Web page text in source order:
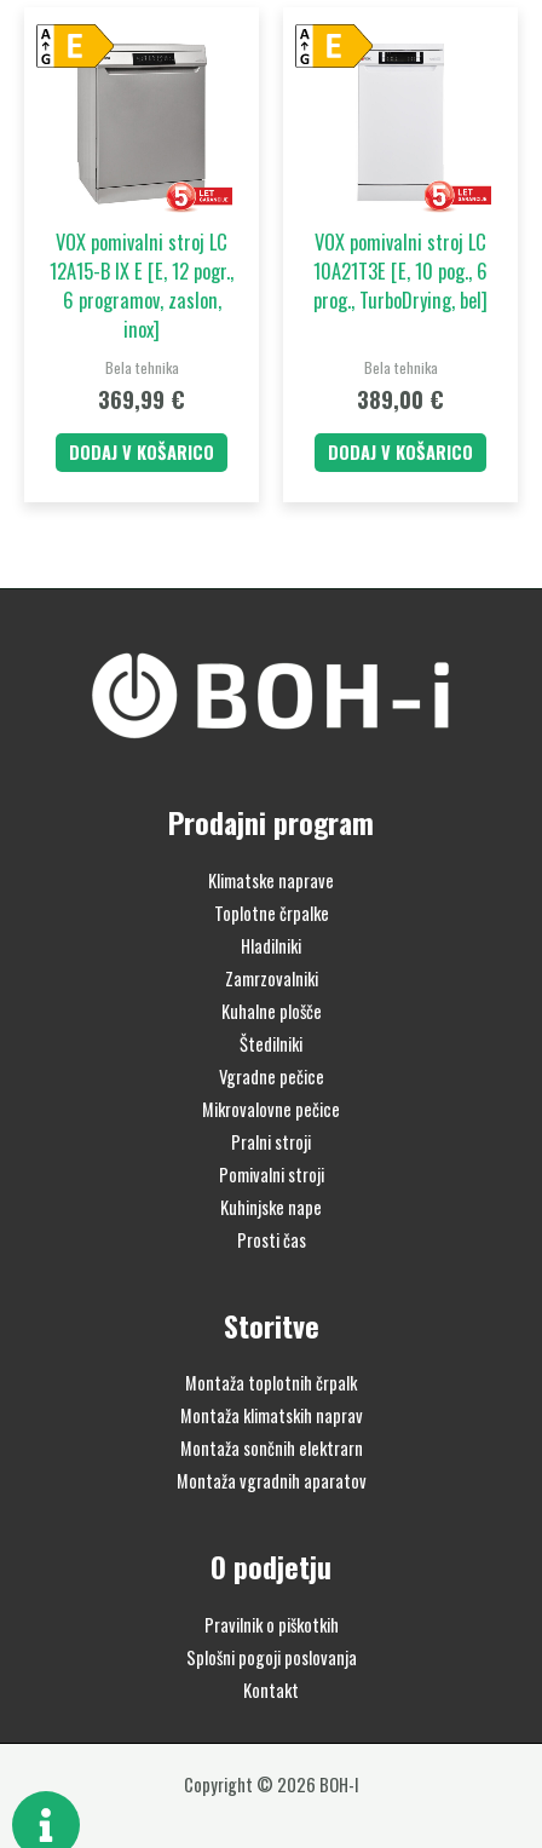
VOX pomivalni stroj LC
12A15-B IX E [E, 12 pogr.,
6 programov, zaslon,
inox]
Bela tehnika
369,99 €
DODAJ V KOŠARICO
VOX pomivalni stroj LC
10A21T3E [E, 10 pog., 6
prog., TurboDrying, bel]
Bela tehnika
389,00 €
DODAJ V KOŠARICO
Prodajni program
Klimatske naprave
Toplotne črpalke
Hladilniki
Zamrzovalniki
Kuhalne plošče
Štedilniki
Vgradne pečice
Mikrovalovne pečice
Pralni stroji
Pomivalni stroji
Kuhinjske nape
Prosti čas
Storitve
Montaža toplotnih črpalk
Montaža klimatskih naprav
Montaža sončnih elektrarn
Montaža vgradnih aparatov
O podjetju
Pravilnik o piškotkih
Splošni pogoji poslovanja
Kontakt
Copyright © 2026 BOH-I